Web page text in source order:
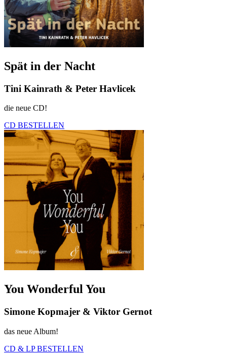
Spät in der Nacht
Tini Kainrath & Peter Havlicek
die neue CD!
CD BESTELLEN
You Wonderful You
Simone Kopmajer & Viktor Gernot
das neue Album!
CD & LP BESTELLEN